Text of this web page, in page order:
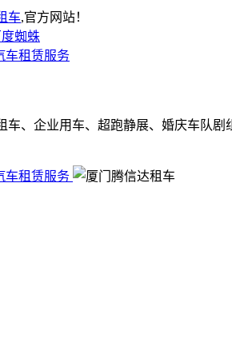
车,官方网站！
蜘蛛
车、企业用车、超跑静展、婚庆车队剧